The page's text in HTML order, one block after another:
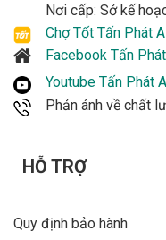
Nơi cấp: Sở kế
Chợ Tốt Tấn Phát
Facebook Tấn
Youtube Tấn Phát
Phản ánh về chất
HỖ TRỢ
Quy định bảo hành